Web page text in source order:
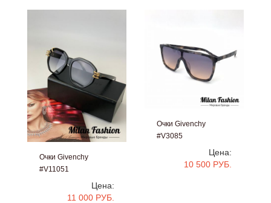
Очки Givenchy
#V11051
Цена:
11 000 РУБ.
Очки Givenchy
#V3085
Цена:
10 500 РУБ.